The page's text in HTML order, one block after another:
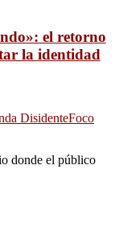
el retorno
la identidad
DisidenteFoco
donde el público